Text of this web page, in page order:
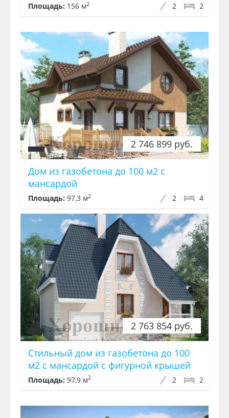
Площадь: 156 м2 2
2
2 746 899 руб.
Дом из газобетона до 100 м2 с
мансардой
Площадь: 97,3 м2 4
2
2 763 854 руб.
Стильный дом из газобетона до 100
м2 с мансардой с фигурной крышей
Площадь: 97,9 м2 2
2